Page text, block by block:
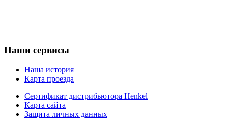
Наши сервисы
Наша история
Карта проезда
Сертификат дистрибьютора Henkel
Карта сайта
Защита личных данных